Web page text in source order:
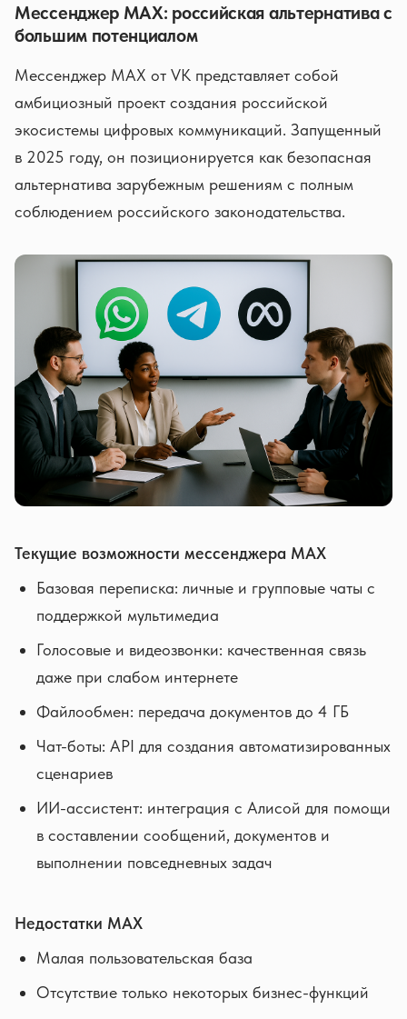
Мессенджер MAX: российская альтернатива с
большим потенциалом
Мессенджер MAX от VK представляет собой
амбициозный проект создания российской
экосистемы цифровых коммуникаций. Запущенный
в 2025 году, он позиционируется как безопасная
альтернатива зарубежным решениям с полным
соблюдением российского законодательства.
Текущие возможности мессенджера MAX
Базовая переписка: личные и групповые чаты с
поддержкой мультимедиа
Голосовые и видеозвонки: качественная связь
даже при слабом интернете
Файлообмен: передача документов до 4 ГБ
Чат-боты: API для создания автоматизированных
сценариев
ИИ-ассистент: интеграция с Алисой для помощи
в составлении сообщений, документов и
выполнении повседневных задач
Недостатки MAX
Малая пользовательская база
Отсутствие только некоторых бизнес-функций